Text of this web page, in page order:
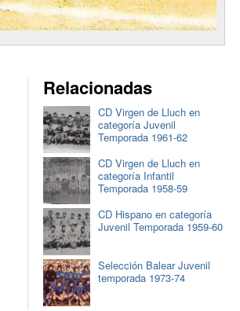
Relacionadas
CD Virgen de Lluch en
categoría Juvenil
Temporada 1961-62
CD Virgen de Lluch en
categoría Infantil
Temporada 1958-59
CD Hispano en categoría
Juvenil Temporada 1959-60
Selección Balear Juvenil
temporada 1973-74